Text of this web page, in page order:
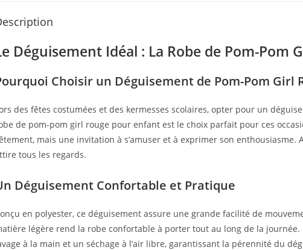
Déguisement Idéal : La Robe de Pom-Pom
Choisir un Déguisement de Pom-Pom Girl
des fêtes costumées et des kermesses scolaires, opter pour un
de pom-pom girl rouge pour enfant est le choix parfait pour ces
mais une invitation à s’amuser et à exprimer son enthousiasme.
tous les regards.
Déguisement Confortable et Pratique
en polyester, ce déguisement assure une grande facilité de
légère rend la robe confortable à porter tout au long de la
à la main et un séchage à l’air libre, garantissant la pérennité du